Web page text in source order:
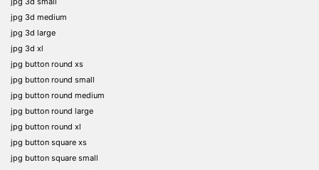
jpg 3d medium
jpg 3d large
jpg 3d xl
jpg button round xs
jpg button round small
jpg button round medium
jpg button round large
jpg button round xl
jpg button square xs
jpg button square small